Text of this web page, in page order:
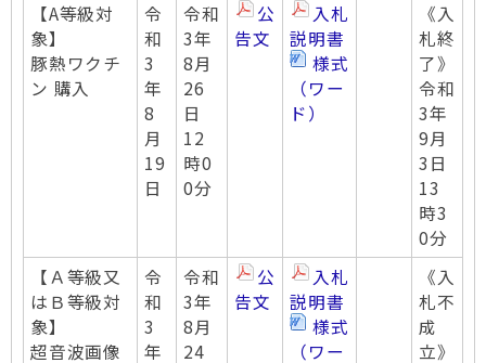
【A等級対
象】
豚熱ワクチ
ン 購入
令
和
3
年
8
月
19
日
令和
3年
8月
26
日
12
時0
0分
公
告文
入札
説明書
様式
（ワー
ド）
《入
札終
了》
令和
3年
9月
3日
13
時3
0分
【Ａ等級又
はＢ等級対
象】
超音波画像
令
和
3
年
令和
3年
8月
24
公
告文
入札
説明書
様式
（ワー
《入
札不
成
立》